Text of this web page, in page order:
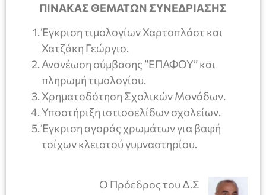
ΠΙΝΑΚΑΣ ΘΕΜΑΤΩΝ ΣΥΝΕΔΡΙΑΣΗΣ
Έγκριση τιμολογίων Χαρτοπλάστ και
Χατζάκη Γεώργιο.
Ανανέωση σύμβασης ”ΕΠΑΦΟΥ” και
πληρωμή τιμολογίου.
Χρηματοδότηση Σχολικών Μονάδων.
Υποστήριξη ιστιοσελίδων σχολείων.
Έγκριση αγοράς χρωμάτων για βαφή
τοίχων κλειστού γυμναστηρίου.
Ο Πρόεδρος του Δ.Σ